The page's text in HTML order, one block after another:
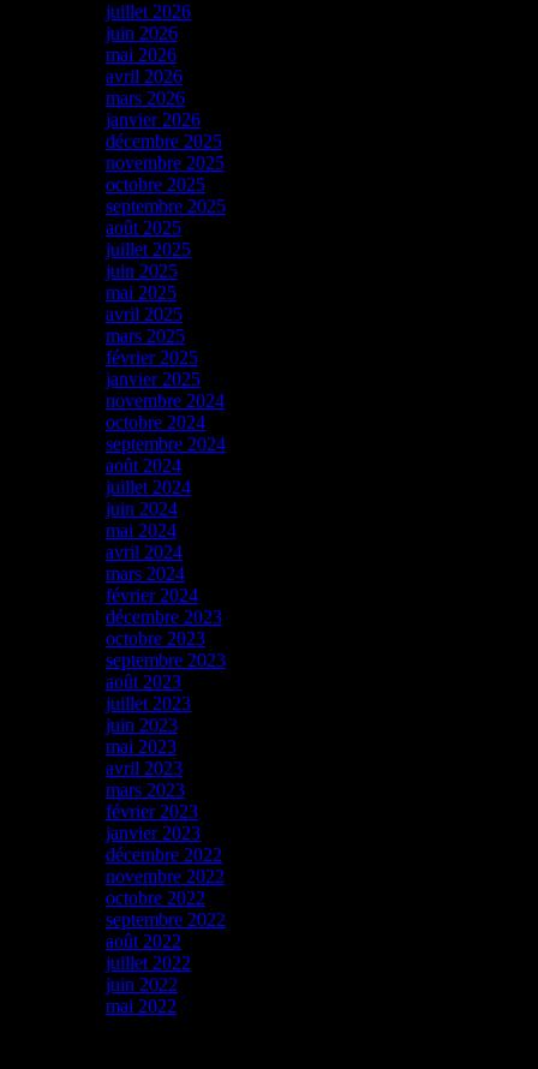
juillet 2026
juin 2026
mai 2026
avril 2026
mars 2026
janvier 2026
décembre 2025
novembre 2025
octobre 2025
septembre 2025
août 2025
juillet 2025
juin 2025
mai 2025
avril 2025
mars 2025
février 2025
janvier 2025
novembre 2024
octobre 2024
septembre 2024
août 2024
juillet 2024
juin 2024
mai 2024
avril 2024
mars 2024
février 2024
décembre 2023
octobre 2023
septembre 2023
août 2023
juillet 2023
juin 2023
mai 2023
avril 2023
mars 2023
février 2023
janvier 2023
décembre 2022
novembre 2022
octobre 2022
septembre 2022
août 2022
juillet 2022
juin 2022
mai 2022